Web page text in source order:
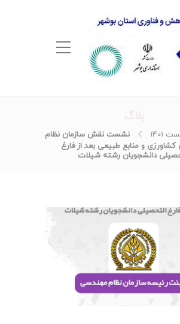
۱۴۰۱
نشست نقش سازمان نظام
و منابع طبیعی بعد از فارغ
دانشجویان رشته شیلات